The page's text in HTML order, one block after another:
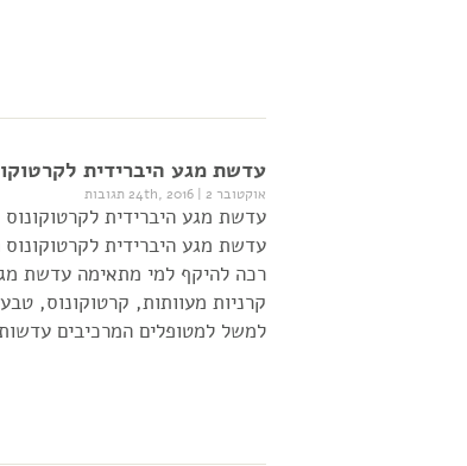
עדשת מגע היברידית
אוקטובר 24th, 2016 | 2 תגובות
עדשת מגע היברידית
עדשת מגע היברידית
רכה להיקף למי מתאימה עדשת
קרניות מעוותות, קרטוקונוס,
למשל למטופלים המרכיבים